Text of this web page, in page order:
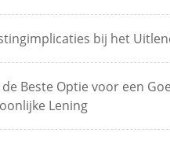
bij het
Beste Optie voor een
Lening